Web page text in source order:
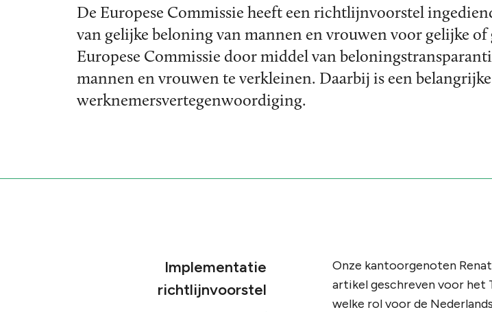
De Europese Commissie heeft een richtlijnvoorstel
van gelijke beloning van mannen en vrouwen voor gelijke
Europese Commissie door middel van
mannen en vrouwen te verkleinen. Daarbij is een
werknemersvertegenwoordiging.
Implementatie
richtlijnvoorstel
Onze kantoorgenoten
artikel geschreven voor
welke rol voor de